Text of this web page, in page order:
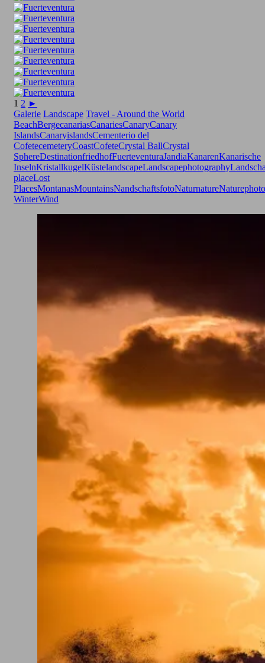
1 2 ►
Galerie Landscape Travel - Around the World
BeachBergecanariasCanariesCanaryCanary
IslandsCanaryislandsCementerio del
CofetecemeteryCoastCofeteCrystal BallCrystal
SphereDestinationfriedhofFuerteventuraJandiaKanarenKanarische
InselnKristallkugelKüstelandscapeLandscapephotography
placeLost
PlacesMontanasMountainsNandschaftsfotoNaturnature
WinterWind